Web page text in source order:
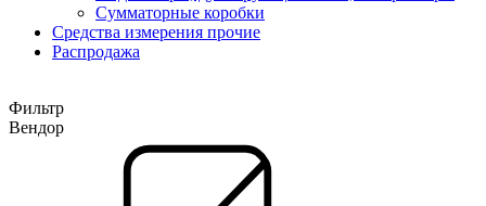
Сумматорные коробки
Средства измерения прочие
Распродажа
Фильтр
Вендор